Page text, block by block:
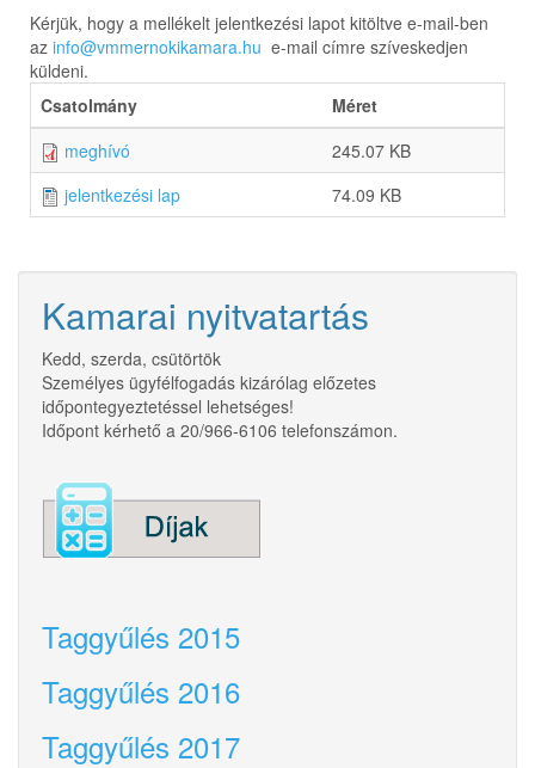
Kérjük, hogy a mellékelt jelentkezési lapot kitöltve e-mail-ben
az info@vmmernokikamara.hu e-mail címre szíveskedjen
küldeni.
Csatolmány
Méret
meghívó
245.07 KB
jelentkezési lap
74.09 KB
Kamarai nyitvatartás
Kedd, szerda, csütörtök
Személyes ügyfélfogadás kizárólag előzetes
időpontegyeztetéssel lehetséges!
Időpont kérhető a 20/966-6106 telefonszámon.
Taggyűlés 2015
Taggyűlés 2016
Taggyűlés 2017